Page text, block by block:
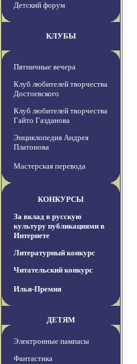
Детский форум
КЛУБЫ
Пятничные вечера
Клуб любителей творчества
Достоевского
Клуб любителей творчества
Гайто Газданова
Энциклопедия Андрея
Платонова
Мастерская перевода
КОНКУРСЫ
За вклад в русскую
культуру публикациями в
Интернете
Литературный конкурс
Читательский конкурс
Илья-Премия
ДЕТЯМ
Электронные пампасы
Фантастика